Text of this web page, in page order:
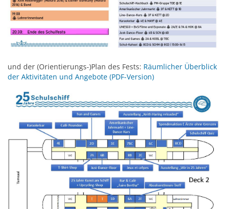
und der (Orientierungs-)Plan des Fests: Räumlicher Überblick
der Aktivitäten und Angebote (PDF-Version)